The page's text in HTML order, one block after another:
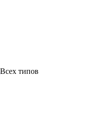
Всех типов